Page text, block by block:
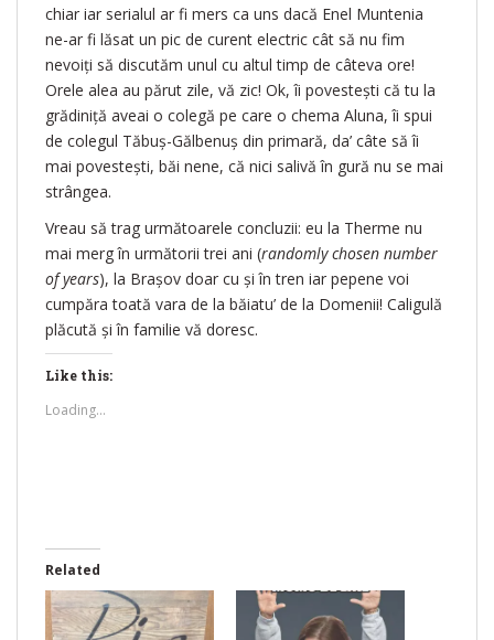
chiar iar serialul ar fi mers ca uns dacă Enel Muntenia
ne-ar fi lăsat un pic de curent electric cât să nu fim
nevoiți să discutăm unul cu altul timp de câteva ore!
Orele alea au părut zile, vă zic! Ok, îi povestești că tu la
grădiniță aveai o colegă pe care o chema Aluna, îi spui
de colegul Tăbuș-Gălbenuș din primară, da’ câte să îi
mai povestești, băi nene, că nici salivă în gură nu se mai
strângea.
Vreau să trag următoarele concluzii: eu la Therme nu
mai merg în următorii trei ani (randomly chosen number
of years), la Brașov doar cu și în tren iar pepene voi
cumpăra toată vara de la băiatu’ de la Domenii! Caligulă
plăcută și în familie vă doresc.
Like this:
Loading...
Related